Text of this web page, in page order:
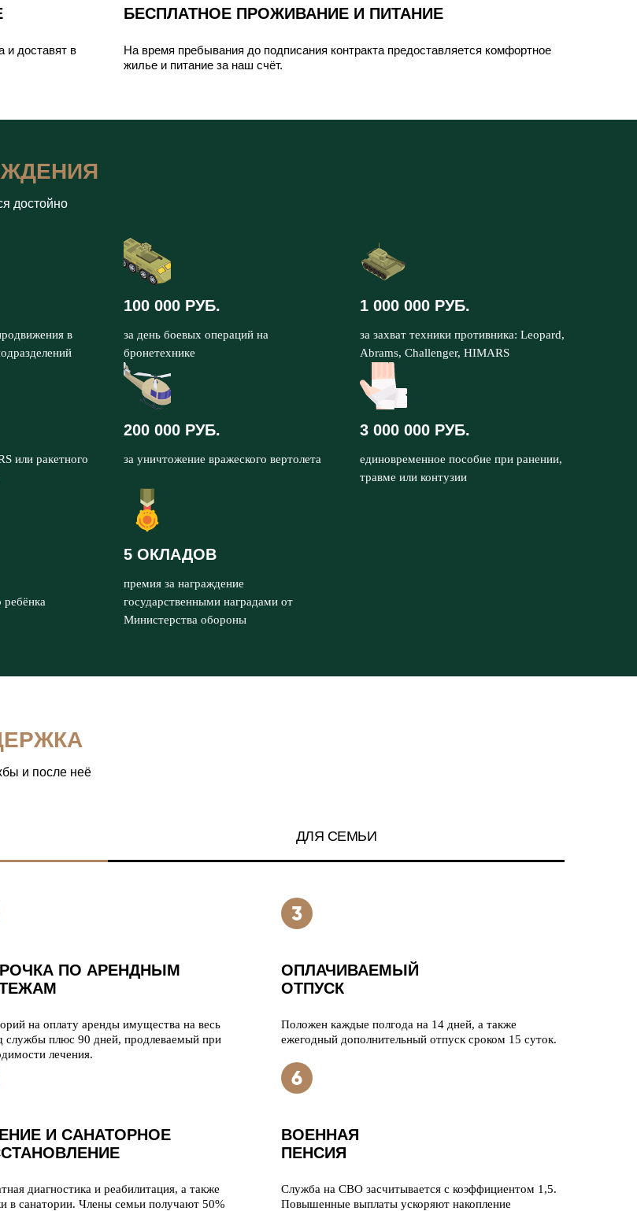
и доставят в
БЕСПЛАТНОЕ ПРОЖИВАНИЕ И ПИТАНИЕ
На время пребывания до подписания контракта предоставляется комфортное
жилье и питание за наш счёт.
достойно
в
100 000 РУБ.
за день боевых операций на
бронетехнике
1 000 000 РУБ.
за захват техники противника: Leopard,
Abrams, Challenger, HIMARS
или ракетного
200 000 РУБ.
за уничтожение вражеского вертолета
3 000 000 РУБ.
единовременное пособие при ранении,
травме или контузии
ребёнка
5 ОКЛАДОВ
премия за награждение
государственными наградами от
Министерства обороны
и после неё
ДЛЯ СЕМЬИ
ПО АРЕНДНЫМ
на оплату аренды имущества на весь
службы плюс 90 дней, продлеваемый при
лечения.
ОПЛАЧИВАЕМЫЙ
ОТПУСК
Положен каждые полгода на 14 дней, а также
ежегодный дополнительный отпуск сроком 15 суток.
И САНАТОРНОЕ
диагностика и реабилитация, а также
в санатории. Члены семьи получают 50%
ВОЕННАЯ
ПЕНСИЯ
Служба на СВО засчитывается с коэффициентом 1,5.
Повышенные выплаты ускоряют накопление